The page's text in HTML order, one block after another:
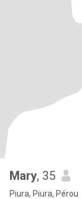
Mary, 35
Piura, Piura, Pérou